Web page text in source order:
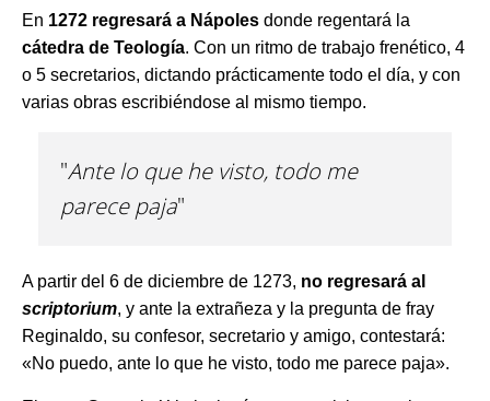
En 1272 regresará a Nápoles donde regentará la
cátedra de Teología. Con un ritmo de trabajo frenético, 4
o 5 secretarios, dictando prácticamente todo el día, y con
varias obras escribiéndose al mismo tiempo.
"Ante lo que he visto, todo me
parece paja"
A partir del 6 de diciembre de 1273, no regresará al
scriptorium, y ante la extrañeza y la pregunta de fray
Reginaldo, su confesor, secretario y amigo, contestará:
«No puedo, ante lo que he visto, todo me parece paja».